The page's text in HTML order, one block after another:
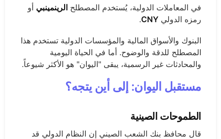
في المعاملات الدولية، يُستخدم المصطلح الرينمينبي أو
رمزه الدولي CNY
.
البنوك والأسواق المالية والمؤسسات الدولية تستخدم هذا
المصطلح للدقة والوضوح. أما في الحياة اليومية
والمحادثات غير الرسمية، يبقى "اليوان" هو الأكثر شيوعاً.
مستقبل اليوان: إلى أين يتجه؟
الطموحات الصينية
قال محافظ بنك الشعب الصيني إن النظام الدولي قد